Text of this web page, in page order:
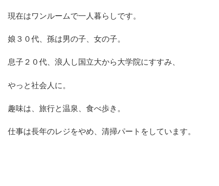
現在はワンルームで一人暮らしです。
娘３０代、孫は男の子、女の子。
息子２０代、浪人し国立大から大学院にすすみ、
やっと社会人に。
趣味は、旅行と温泉、食べ歩き。
仕事は長年のレジをやめ、清掃パートをしています。